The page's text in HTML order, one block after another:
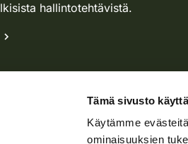
Tämä sivusto
Käytämme
ominaisuuksien
hallintotehtävistä.